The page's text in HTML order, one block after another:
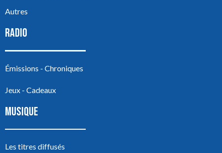
Autres
RADIO
Émissions - Chroniques
Jeux - Cadeaux
MUSIQUE
Les titres diffusés